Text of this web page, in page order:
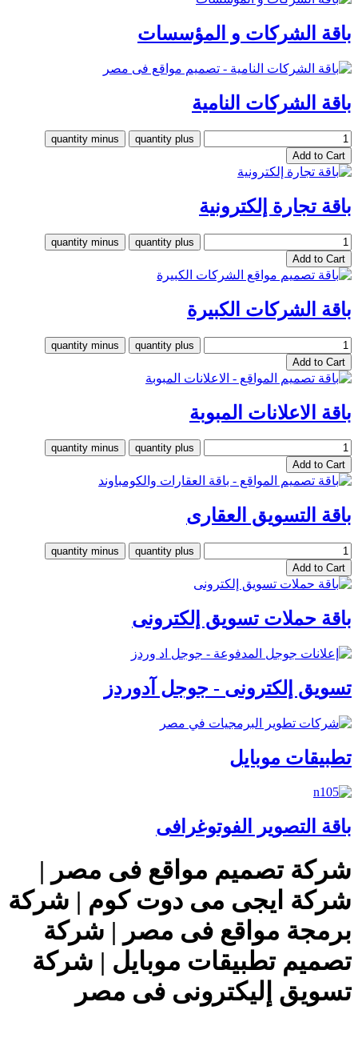
باقة الشركات و المؤسسات
باقة الشركات النامية
باقة تجارة إلكترونية
باقة الشركات الكبيرة
باقة الاعلانات المبوبة
باقة التسويق العقارى
باقة حملات تسويق إلكترونى
تسويق إلكترونى - جوجل آدوردز
تطبيقات موبايل
باقة التصوير الفوتوغرافى
شركة تصميم مواقع فى مصر |
شركة ايجى مى دوت كوم | شركة
برمجة مواقع فى مصر | شركة
تصميم تطبيقات موبايل | شركة
تسويق إليكترونى فى مصر